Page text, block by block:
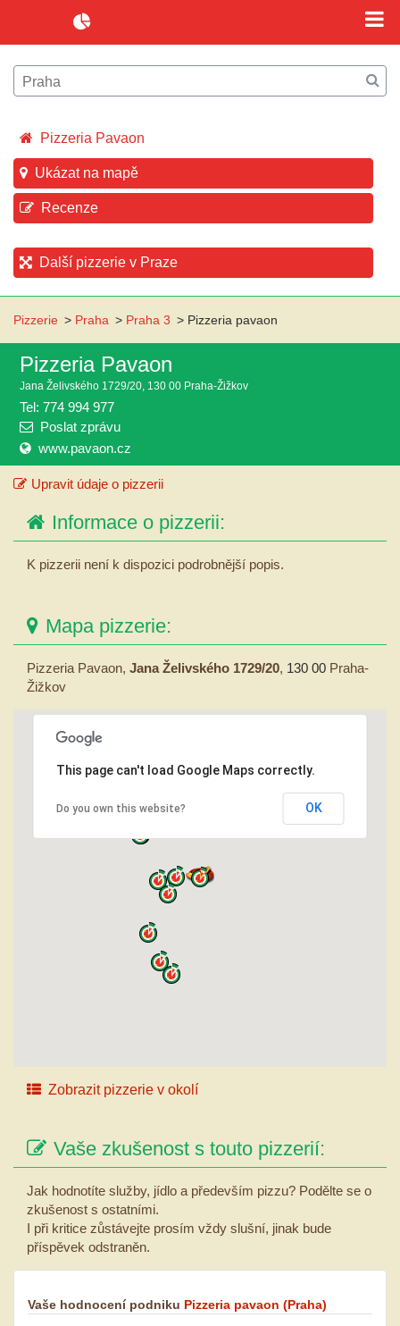
Pizzeria Pavaon
Ukázat na mapě
Recenze
Další pizzerie v Praze
Pizzerie > Praha > Praha 3 > Pizzeria pavaon
Pizzeria Pavaon
Jana Želivského 1729/20, 130 00 Praha-Žižkov
Tel: 774 994 977
Poslat zprávu
www.pavaon.cz
Upravit údaje o pizzerii
Informace o pizzerii:
K pizzerii není k dispozici podrobnější popis.
Mapa pizzerie:
Pizzeria Pavaon, Jana Želivského 1729/20, 130 00 Praha-
Žižkov
This page can't load Google Maps correctly.
Do you own this website? OK
Zobrazit pizzerie v okolí
Vaše zkušenost s touto pizzerií:
Jak hodnotíte služby, jídlo a především pizzu? Podělte se o
zkušenost s ostatními.
I při kritice zůstávejte prosím vždy slušní, jinak bude
příspěvek odstraněn.
Vaše hodnocení podniku Pizzeria pavaon (Praha)